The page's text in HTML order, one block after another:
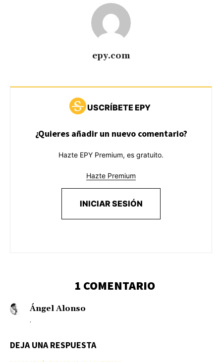
epy.com
USCRÍBETE EPY
¿Quieres añadir un nuevo comentario?
Hazte EPY Premium, es gratuito.
Hazte Premium
INICIAR SESIÓN
1 COMENTARIO
Ángel Alonso
.
DEJA UNA RESPUESTA